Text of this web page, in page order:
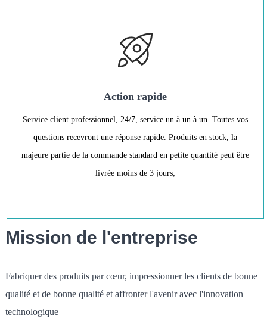
Action rapide
Service client professionnel, 24/7, service un à un à un. Toutes vos
questions recevront une réponse rapide. Produits en stock, la
majeure partie de la commande standard en petite quantité peut être
livrée moins de 3 jours;
Mission de l'entreprise
Fabriquer des produits par cœur, impressionner les clients de bonne
qualité et de bonne qualité et affronter l'avenir avec l'innovation
technologique